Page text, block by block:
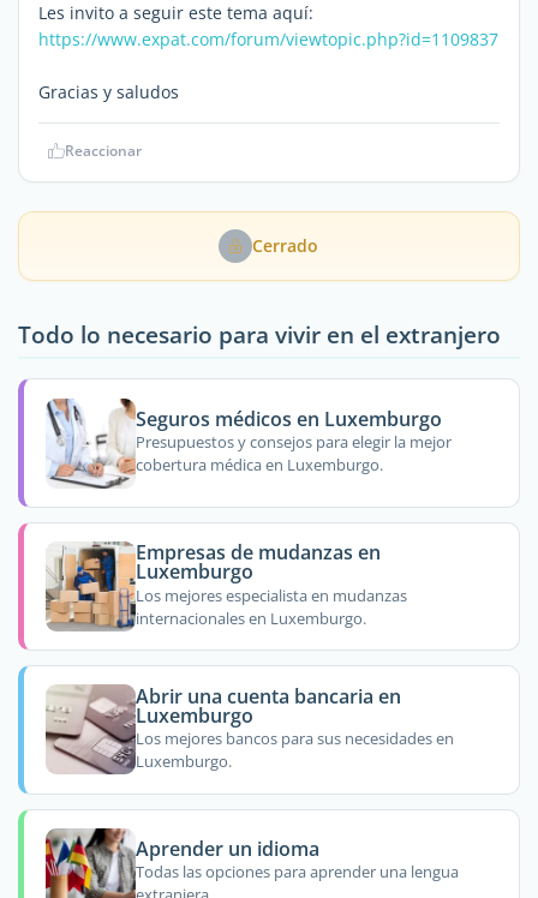
Les invito a seguir este tema aquí:
https://www.expat.com/forum/viewtopic.php?id=1109837
Gracias y saludos
Reaccionar
Cerrado
Todo lo necesario para vivir en el extranjero
Seguros médicos en Luxemburgo
Presupuestos y consejos para elegir la mejor
cobertura médica en Luxemburgo.
Empresas de mudanzas en
Luxemburgo
Los mejores especialista en mudanzas
internacionales en Luxemburgo.
Abrir una cuenta bancaria en
Luxemburgo
Los mejores bancos para sus necesidades en
Luxemburgo.
Aprender un idioma
Todas las opciones para aprender una lengua